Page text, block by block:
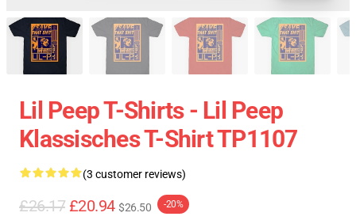
Lil Peep T-Shirts - Lil Peep
Klassisches T-Shirt TP1107
(3 customer reviews)
£26.17 £20.94 $26.50 -20%